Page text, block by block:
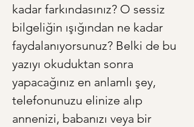
kadar farkındasınız? O sessiz
bilgeliğin ışığından ne kadar
faydalanıyorsunuz? Belki de bu
yazıyı okuduktan sonra
yapacağınız en anlamlı şey,
telefonunuzu elinize alıp
annenizi, babanızı veya bir